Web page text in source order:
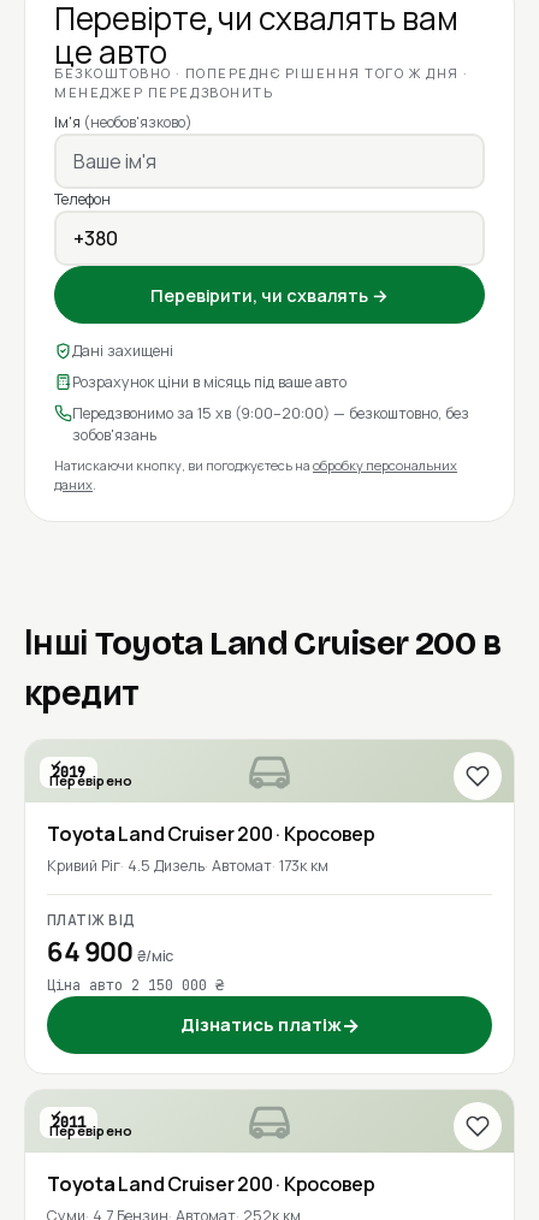
Перевірте, чи схвалять вам
це авто
БЕЗКОШТОВНО · ПОПЕРЕДНЄ РІШЕННЯ ТОГО Ж ДНЯ ·
МЕНЕДЖЕР ПЕРЕДЗВОНИТЬ
Ім'я (необов'язково)
Телефон
Перевірити, чи схвалять →
Дані захищені
Розрахунок ціни в місяць під ваше авто
Передзвонимо за 15 хв (9:00–20:00) — безкоштовно, без
зобов'язань
Натискаючи кнопку, ви погоджуєтесь на обробку персональних
даних.
Інші Toyota Land Cruiser 200 в
кредит
2019
Перевірено
ToyotaLand Cruiser 200· Кросовер
Кривий Ріг 4.5 Дизель Автомат 173к км
ПЛАТІЖ ВІД
64 900 ₴/міс
Ціна авто 2 150 000 ₴
Дізнатись платіж→
2011
Перевірено
ToyotaLand Cruiser 200· Кросовер